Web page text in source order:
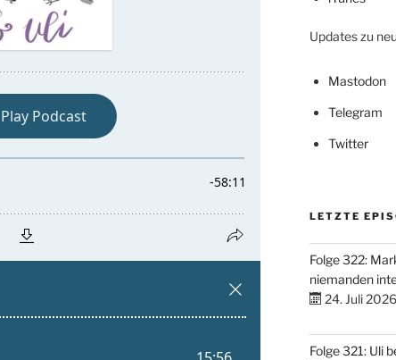
Updates zu
Mastodon
Telegram
Twitter
LETZTE
Folge 322:
niemanden
24. Juli 2026
Folge 321: Uli